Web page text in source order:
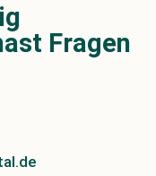
Fragen